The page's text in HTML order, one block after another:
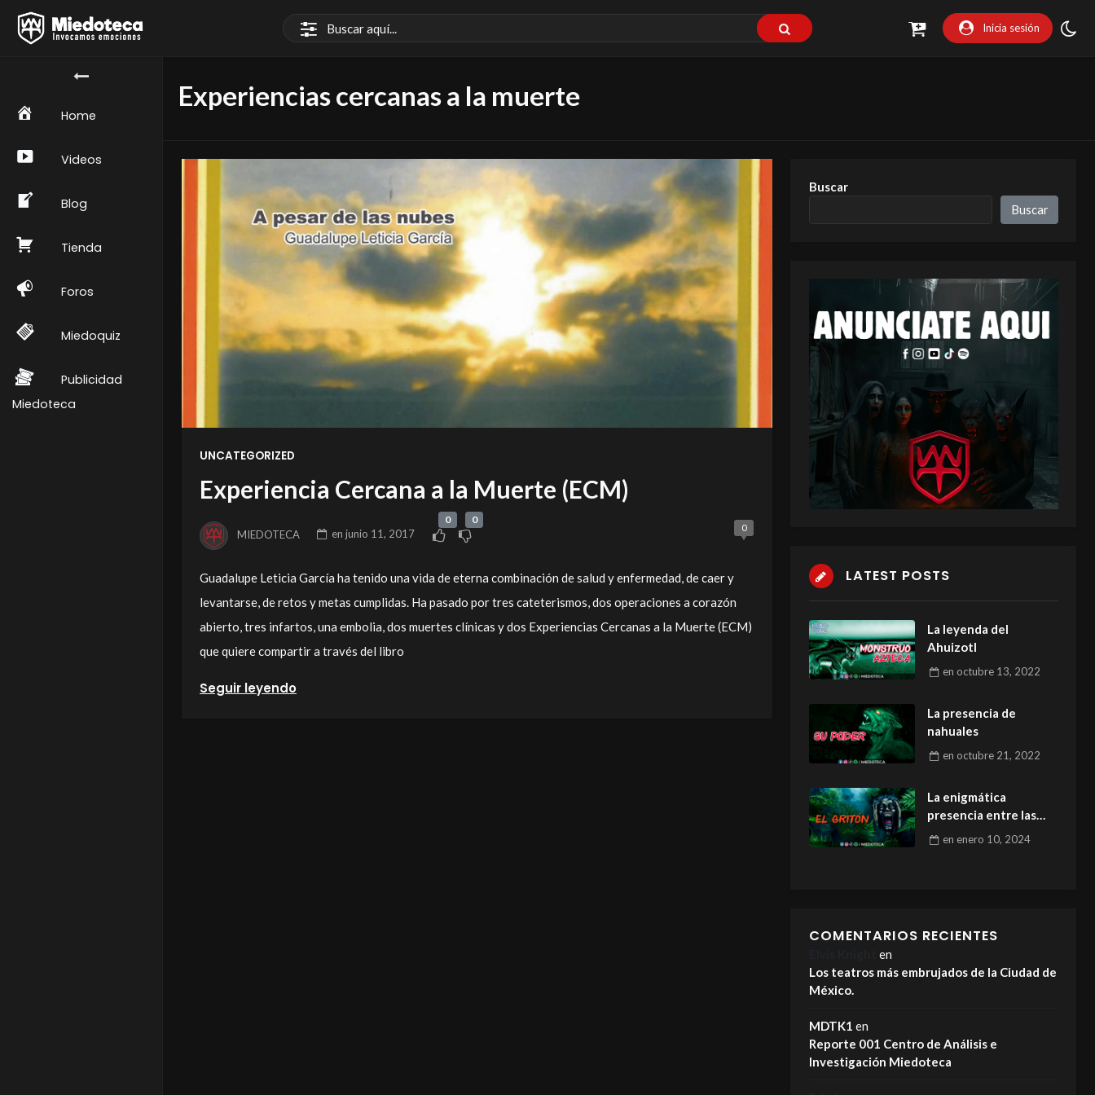
Inicia sesión
Home
Videos
Blog
Tienda
Foros
Miedoquiz
Publicidad
Miedoteca
Experiencias cercanas a la muerte
UNCATEGORIZED
Experiencia Cercana a la Muerte (ECM)
MIEDOTECA en junio 11, 2017
0 0
0
Guadalupe Leticia García ha tenido una vida de eterna combinación de salud y enfermedad, de caer y
levantarse, de retos y metas cumplidas. Ha pasado por tres cateterismos, dos operaciones a corazón
abierto, tres infartos, una embolia, dos muertes clínicas y dos Experiencias Cercanas a la Muerte (ECM)
que quiere compartir a través del libro
Seguir leyendo
Buscar
Buscar
LATEST POSTS
La leyenda del
Ahuizotl
en octubre 13, 2022
La presencia de
nahuales
en octubre 21, 2022
La enigmática
presencia entre las
sombras
en enero 10, 2024
COMENTARIOS RECIENTES
en
Los teatros más embrujados de la Ciudad de
México.
MDTK1 en
Reporte 001 Centro de Análisis e
Investigación Miedoteca